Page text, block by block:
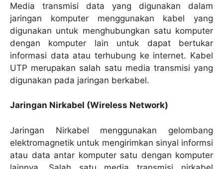
Media transmisi data yang digunakan dalam
jaringan komputer menggunakan kabel yang
digunakan untuk menghubungkan satu komputer
dengan komputer lain untuk dapat bertukar
informasi data atau terhubung ke internet. Kabel
UTP merupakan salah satu media transmisi yang
digunakan pada jaringan berkabel.
Jaringan Nirkabel (Wireless Network)
Jaringan Nirkabel menggunakan gelombang
elektromagnetik untuk mengirimkan sinyal informsi
atau data antar komputer satu dengan komputer